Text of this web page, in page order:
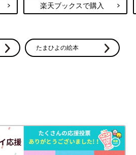
楽天ブックスで購入
たまひよの絵本